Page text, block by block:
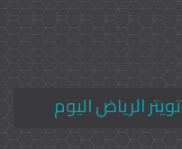
تويتر الرياض اليوم